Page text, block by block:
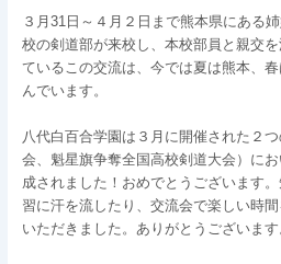
３月31日～４月２日まで熊本県にある
校の剣道部が来校し、本校部員と親交
ているこの交流は、今では夏は熊本、
んでいます。
八代白百合学園は３月に開催された２
会、魁星旗争奪全国高校剣道大会）に
成されました！おめでとうございます
習に汗を流したり、交流会で楽しい時
いただきました。ありがとうございます